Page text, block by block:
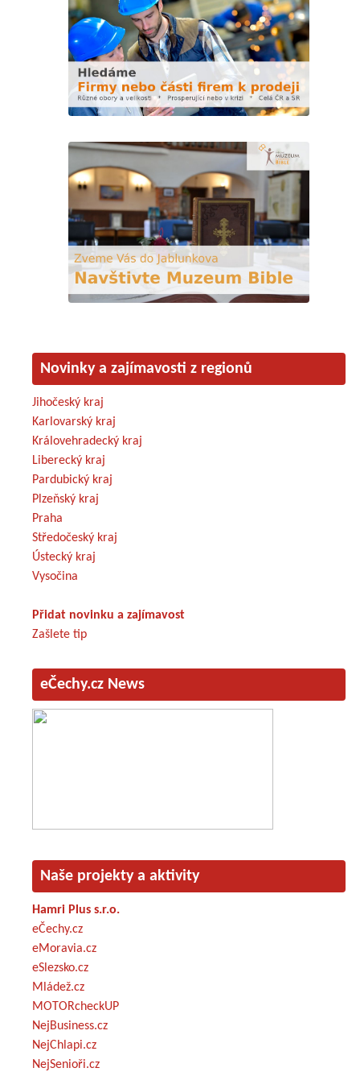
Novinky a zajímavosti z regionů
Jihočeský kraj
Karlovarský kraj
Královehradecký kraj
Liberecký kraj
Pardubický kraj
Plzeňský kraj
Praha
Středočeský kraj
Ústecký kraj
Vysočina
Přidat novinku a zajímavost
Zašlete tip
eČechy.cz News
Naše projekty a aktivity
Hamri Plus s.r.o.
eČechy.cz
eMoravia.cz
eSlezsko.cz
Mládež.cz
MOTORcheckUP
NejBusiness.cz
NejChlapi.cz
NejSenioři.cz